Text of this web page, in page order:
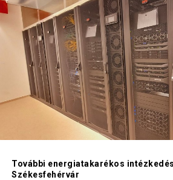
További energiatakarékos
Székesfehérvár